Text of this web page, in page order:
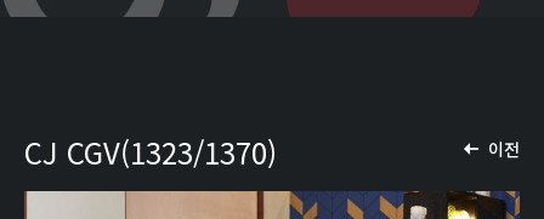
이전
CJ CGV(1323/1370)